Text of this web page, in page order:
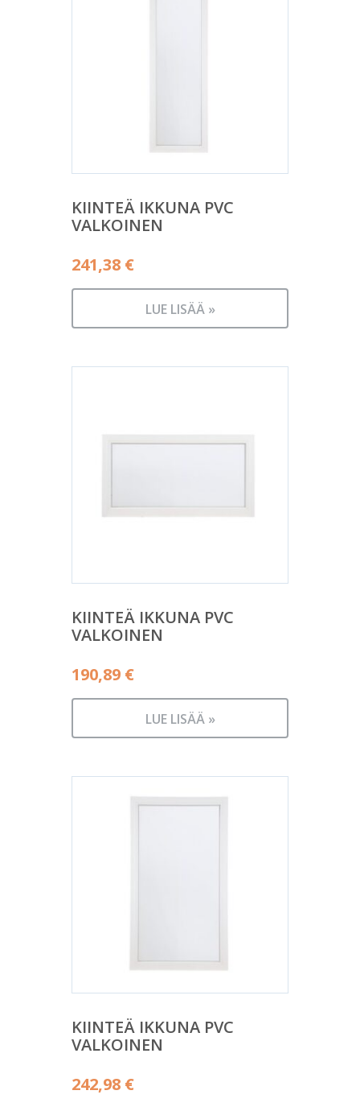
KIINTEÄ IKKUNA PVC
VALKOINEN
241,38 €
LUE LISÄÄ »
KIINTEÄ IKKUNA PVC
VALKOINEN
190,89 €
LUE LISÄÄ »
KIINTEÄ IKKUNA PVC
VALKOINEN
242,98 €